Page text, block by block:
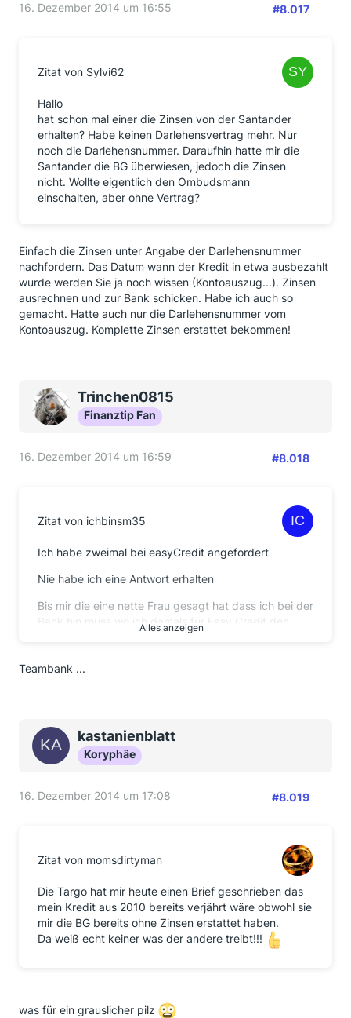
16. Dezember 2014 um 16:55 #8.017
Zitat von Sylvi62
Hallo
hat schon mal einer die Zinsen von der Santander
erhalten? Habe keinen Darlehensvertrag mehr. Nur
noch die Darlehensnummer. Daraufhin hatte mir die
Santander die BG überwiesen, jedoch die Zinsen
nicht. Wollte eigentlich den Ombudsmann
einschalten, aber ohne Vertrag?
Einfach die Zinsen unter Angabe der Darlehensnummer
nachfordern. Das Datum wann der Kredit in etwa ausbezahlt
wurde werden Sie ja noch wissen (Kontoauszug...). Zinsen
ausrechnen und zur Bank schicken. Habe ich auch so
gemacht. Hatte auch nur die Darlehensnummer vom
Kontoauszug. Komplette Zinsen erstattet bekommen!
Trinchen0815
Finanztip Fan
16. Dezember 2014 um 16:59 #8.018
Zitat von ichbinsm35
Ich habe zweimal bei easyCredit angefordert
Nie habe ich eine Antwort erhalten
Bis mir die eine nette Frau gesagt hat dass ich bei der
Bank hin muss wo ich damals für Easy Credit den
In meinem Fall ist das die Norisbank
Oder auch noch Norisbank?
Alles anzeigen
Teambank ...
kastanienblatt
Koryphäe
16. Dezember 2014 um 17:08 #8.019
Zitat von momsdirtyman
Die Targo hat mir heute einen Brief geschrieben das
mein Kredit aus 2010 bereits verjährt wäre obwohl sie
mir die BG bereits ohne Zinsen erstattet haben.
Da weiß echt keiner was der andere treibt!!!
was für ein grauslicher pilz